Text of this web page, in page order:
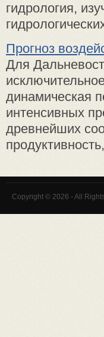
гидрология,
Прогноз
Для
динамическая
интенсивных
древнейших
Copyright © 2026 - All